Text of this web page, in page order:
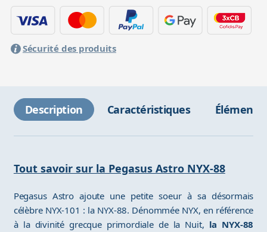
Sécurité des produits
Description Caractéristiques Éléments
Tout savoir sur la Pegasus Astro NYX-88
Pegasus Astro ajoute une petite soeur à sa désormais
célèbre NYX-101 : la NYX-88. Dénommée NYX, en référence
à la divinité grecque primordiale de la Nuit, la NYX-88